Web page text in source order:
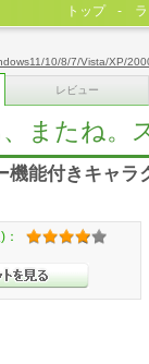
10/8/7/Vista/XP/
レビュー
またね。
機能付きキャラ
：
トップ